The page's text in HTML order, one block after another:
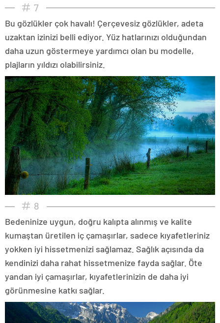
7
Bu gözlükler çok havalı! Çerçevesiz gözlükler, adeta
uzaktan izinizi belli ediyor. Yüz hatlarınızı olduğundan
daha uzun göstermeye yardımcı olan bu modelle,
plajların yıldızı olabilirsiniz.
8
Bedeninize uygun, doğru kalıpta alınmış ve kalite
kumaştan üretilen iç çamaşırlar, sadece kıyafetleriniz
yokken iyi hissetmenizi sağlamaz. Sağlık açısında da
kendinizi daha rahat hissetmenize fayda sağlar. Öte
yandan iyi çamaşırlar, kıyafetlerinizin de daha iyi
görünmesine katkı sağlar.